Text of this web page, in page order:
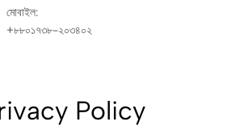
মোবাইল:
+৮৮০১৭৩৮-২০৩৪০২
Policy